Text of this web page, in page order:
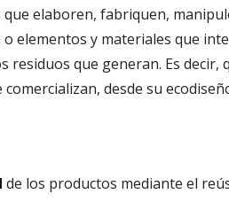
elaboren, fabriquen,
elementos y materiales que
que generan. Es decir,
comercializan, desde su
de los productos mediante el